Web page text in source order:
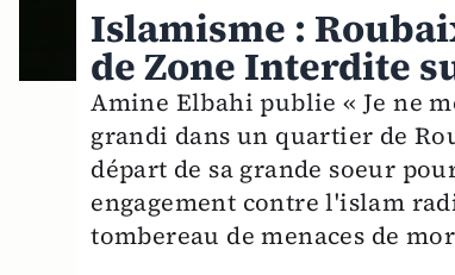
Islamisme :
de Zone Interdite
Amine Elbahi publie « Je ne
grandi dans un quartier de
départ de sa grande soeur
engagement contre l'islam
tombereau de menaces de